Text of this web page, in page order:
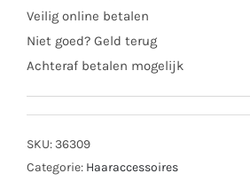
Veilig online betalen
Niet goed? Geld terug
Achteraf betalen mogelijk
SKU:36309
Categorie: Haaraccessoires